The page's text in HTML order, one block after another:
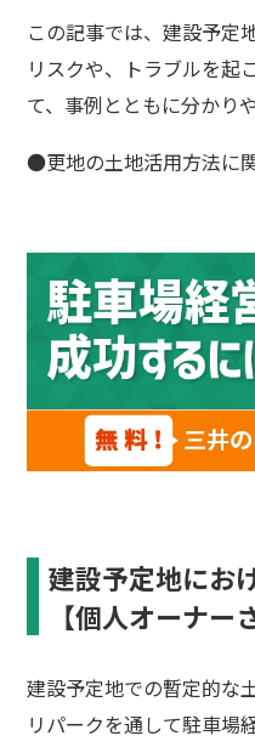
この記事では、建設予定
リスクや、トラブルを起
て、事例とともに分かり
●更地の土地活用方法に
建設予定地にお
【個人オーナー
建設予定地での暫定的な
リパークを通して駐車場